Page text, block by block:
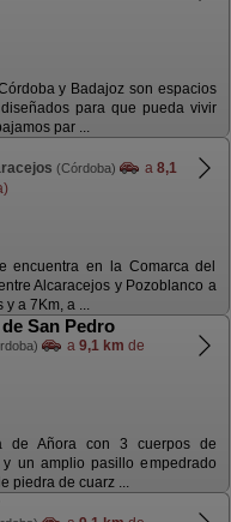
y Badajoz son espacios
para que pueda vivir
par ...
(Córdoba) a 8,1
encuentra en la Comarca del
Alcaracejos y Pozoblanco a
y a 7Km, a ...
San Pedro
a 9,1 km de
de Añora con 3 cuerpos de
un amplio pasillo empedrado
piedra de cuarz ...